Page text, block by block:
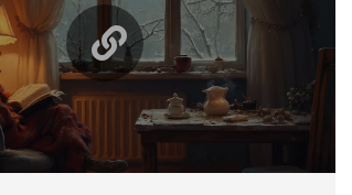
лайфхаки, чтобы
себя что-то стоящее. Не
необычных тенденциях — ведь не
держат позиции, но и